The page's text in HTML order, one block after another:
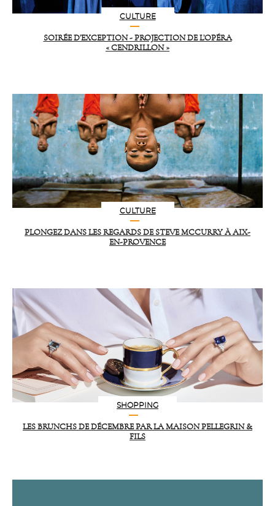
CULTURE
SOIRÉE D’EXCEPTION - PROJECTION DE L’OPÉRA
« CENDRILLON »
CULTURE
PLONGEZ DANS LES REGARDS DE STEVE MCCURRY À AIX-
EN-PROVENCE
SHOPPING
LES BRUNCHS DE DÉCEMBRE PAR LA MAISON PELLEGRIN &
FILS